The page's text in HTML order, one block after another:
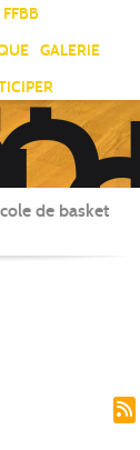
FFBB
GALERIE
de basket